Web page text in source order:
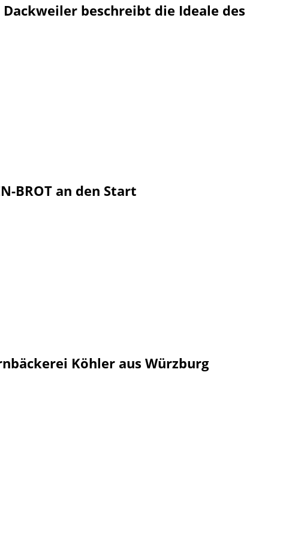
beschreibt die Ideale des
BROT an den Start
Köhler aus Würzburg